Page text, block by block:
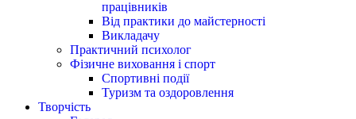
працівників
Від практики до майстерності
Викладачу
Практичний психолог
Фізичне виховання і спорт
Спортивні події
Туризм та оздоровлення
Творчість